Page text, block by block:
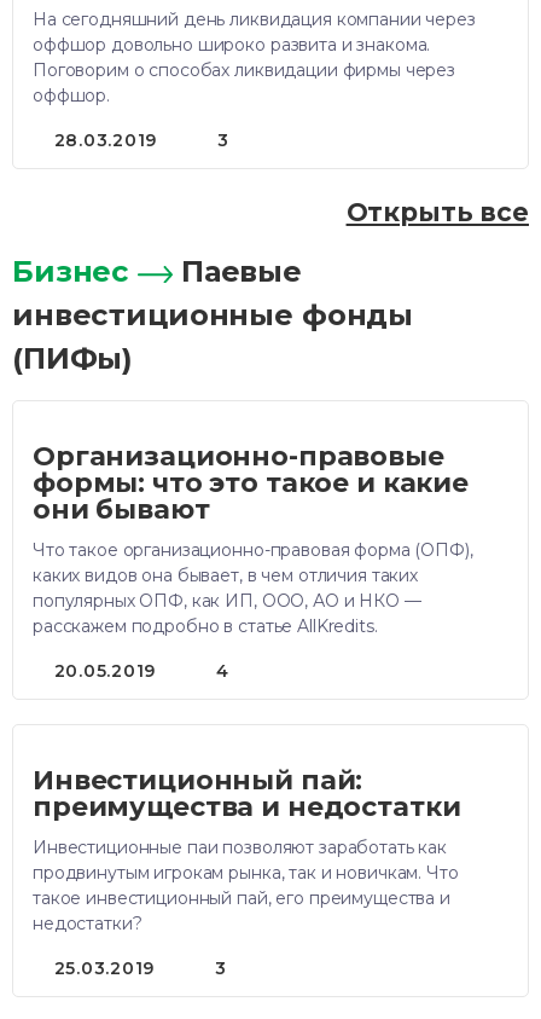
На сегодняшний день ликвидация компании через
оффшор довольно широко развита и знакома.
Поговорим о способах ликвидации фирмы через
оффшор.
28.03.2019 3
Открыть все
Бизнес
Паевые
инвестиционные фонды
(ПИФы)
Организационно-правовые
формы: что это такое и какие
они бывают
Что такое организационно-правовая форма (ОПФ),
каких видов она бывает, в чем отличия таких
популярных ОПФ, как ИП, ООО, АО и НКО —
расскажем подробно в статье AllKredits.
20.05.2019 4
Инвестиционный пай:
преимущества и недостатки
Инвестиционные паи позволяют заработать как
продвинутым игрокам рынка, так и новичкам. Что
такое инвестиционный пай, его преимущества и
недостатки?
25.03.2019 3